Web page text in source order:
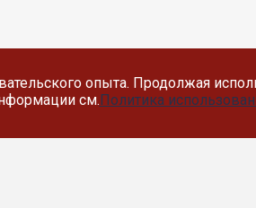
опыта. Продолжая
см.Политика